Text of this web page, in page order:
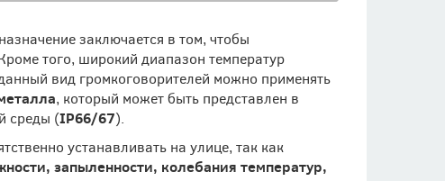
заключается в том, чтобы
того, широкий диапазон температур
вид громкоговорителей можно применять
, который может быть представлен в
среды (IP66/67).
устанавливать на улице, так как
запыленности, колебания температур,